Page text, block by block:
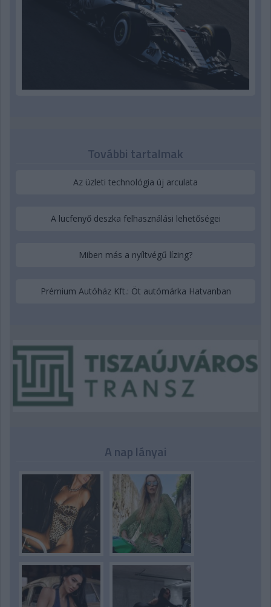
További tartalmak
Az üzleti technológia új arculata
A lucfenyő deszka felhasználási lehetőségei
Miben más a nyíltvégű lízing?
Prémium Autóház Kft.: Öt autómárka Hatvanban
A nap lányai